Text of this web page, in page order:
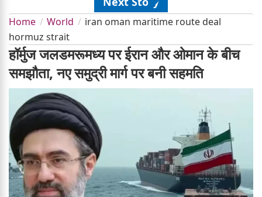
Home World
iran oman maritime route deal
hormuz strait
हॉर्मुज जलडमरूमध्य पर ईरान और ओमान के बीच
समझौता, नए समुद्री मार्ग पर बनी सहमति